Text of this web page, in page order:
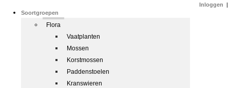
Soortgroepen
Flora
Vaatplanten
Mossen
Korstmossen
Paddenstoelen
Kranswieren
Inloggen |